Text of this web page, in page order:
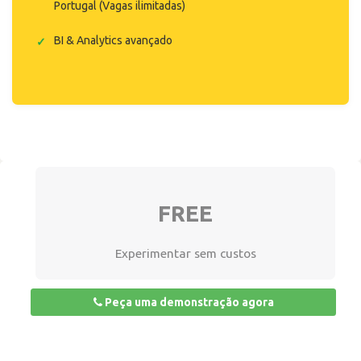
Portugal (Vagas ilimitadas)
BI & Analytics avançado
FREE
Experimentar sem custos
Peça uma demonstração agora